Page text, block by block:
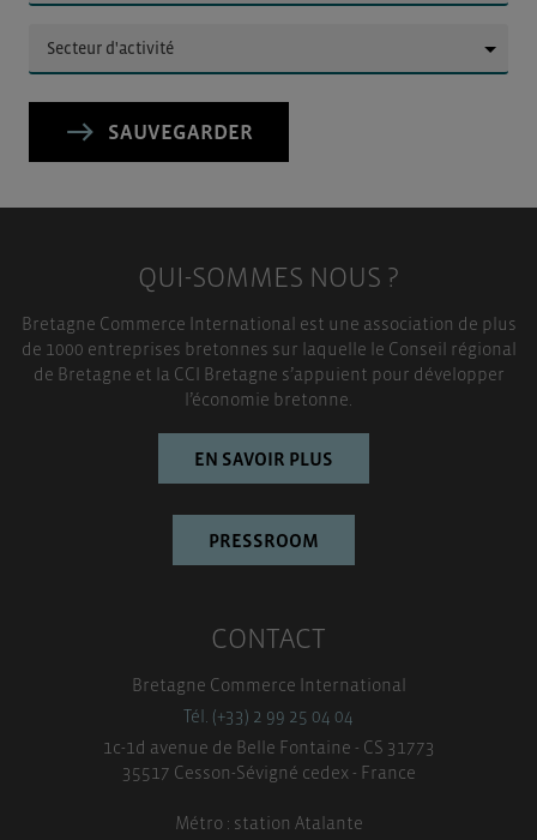
SAUVEGARDER
QUI-SOMMES NOUS ?
Bretagne Commerce International est une association de plus
de 1000 entreprises bretonnes sur laquelle le Conseil régional
de Bretagne et la CCI Bretagne s’appuient pour développer
l’économie bretonne.
EN SAVOIR PLUS
PRESSROOM
CONTACT
Bretagne Commerce International
Tél. (+33) 2 99 25 04 04
1c-1d avenue de Belle Fontaine - CS 31773
35517 Cesson-Sévigné cedex - France
Métro : station Atalante